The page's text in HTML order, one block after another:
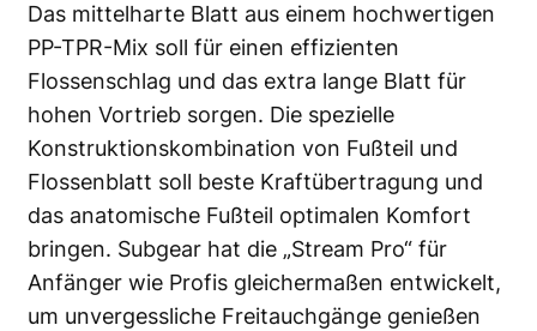
Das mittelharte Blatt aus einem hochwertigen
PP-TPR-Mix soll für einen effizienten
Flossenschlag und das extra lange Blatt für
hohen Vortrieb sorgen. Die spezielle
Konstruktionskombination von Fußteil und
Flossenblatt soll beste Kraftübertragung und
das anatomische Fußteil optimalen Komfort
bringen. Subgear hat die „Stream Pro“ für
Anfänger wie Profis gleichermaßen entwickelt,
um unvergessliche Freitauchgänge genießen